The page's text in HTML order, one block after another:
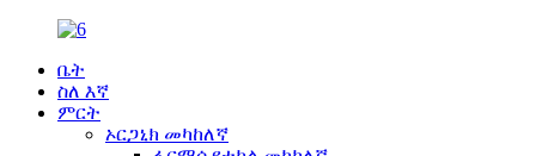
ቤት
ስለ እኛ
ምርት
ኦርጋኒክ መካከለኛ